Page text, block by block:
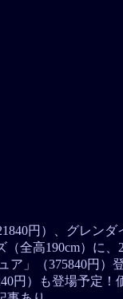
円）、グレンダ
全高190cm）に、
ア」（375840円）
円）も登場予定！